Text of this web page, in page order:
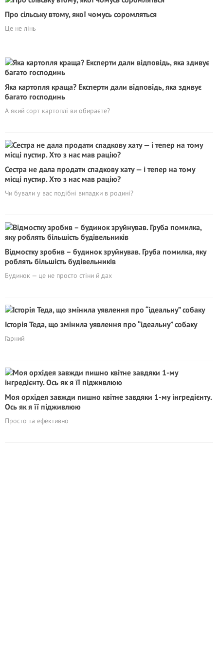
Про сільську втому, якої чомусь соромляться
Це не лінь
Яка картопля краща? Експерти дали відповідь, яка здивує
багато господинь
А який сорт картоплі ви обираєте?
Сестра не дала продати спадкову хату — і тепер на тому
місці пустир. Хто з нас мав рацію?
Чи бували у вас подібні випадки в родині?
Відмостку зробив – будинок зруйнував. Груба помилка, яку
роблять більшість будівельників
Будинок — це не просто стіни й дах
Історія Теда, що змінила уявлення про “ідеальну” собаку
Гарний
Моя орхідея завжди пишно квітне завдяки 1-му інгредієнту.
Ось як я її підживлюю
Просто та ефективно